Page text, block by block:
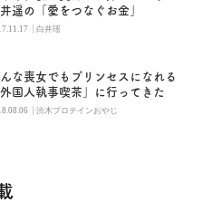
遥の「愛をつなぐお金」
|白井瑶
んな喪女でもプリンセスになれる
外国人執事喫茶」に行ってきた
|渋木プロテインおやじ